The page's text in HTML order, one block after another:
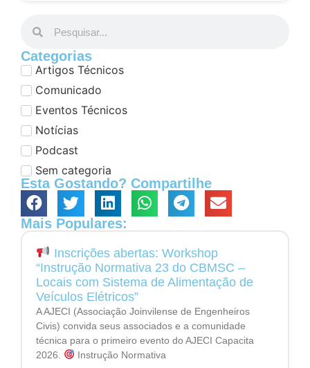
Categorias
Artigos Técnicos
Comunicado
Eventos Técnicos
Notícias
Podcast
Sem categoria
Esta Gostando? Compartilhe
Mais Populares:
Inscrições abertas: Workshop
“Instrução Normativa 23 do CBMSC –
Locais com Sistema de Alimentação de
Veículos Elétricos”
A AJECI (Associação Joinvilense de Engenheiros
Civis) convida seus associados e a comunidade
técnica para o primeiro evento do AJECI Capacita
2026.
Instrução Normativa